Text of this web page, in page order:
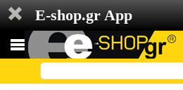
E-shop.gr App